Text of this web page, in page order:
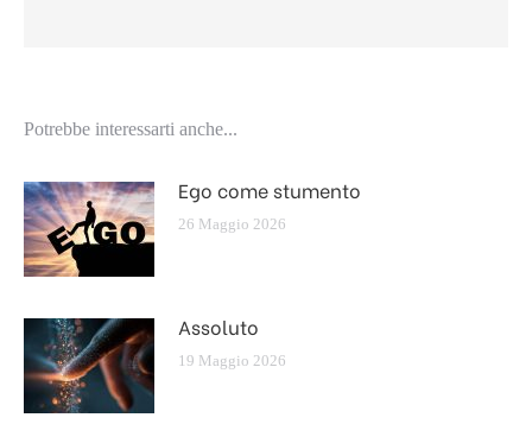
Potrebbe interessarti anche...
Ego come stumento
26 Maggio 2026
Assoluto
19 Maggio 2026